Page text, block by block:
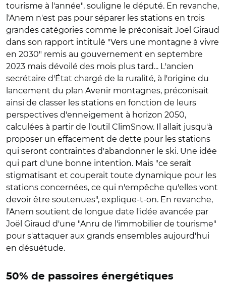
tourisme à l'année", souligne le député. En revanche,
l'Anem n'est pas pour séparer les stations en trois
grandes catégories comme le préconisait Joël Giraud
dans son rapport intitulé "Vers une montagne à vivre
en 2030" remis au gouvernement en septembre
2023 mais dévoilé des mois plus tard... L'ancien
secrétaire d'État chargé de la ruralité, à l'origine du
lancement du plan Avenir montagnes, préconisait
ainsi de classer les stations en fonction de leurs
perspectives d'enneigement à horizon 2050,
calculées à partir de l'outil ClimSnow. Il allait jusqu'à
proposer un effacement de dette pour les stations
qui seront contraintes d'abandonner le ski. Une idée
qui part d'une bonne intention. Mais "ce serait
stigmatisant et couperait toute dynamique pour les
stations concernées, ce qui n'empêche qu'elles vont
devoir être soutenues", explique-t-on. En revanche,
l'Anem soutient de longue date l'idée avancée par
Joël Giraud d'une "Anru de l'immobilier de tourisme"
pour s'attaquer aux grands ensembles aujourd'hui
en désuétude.
50% de passoires énergétiques